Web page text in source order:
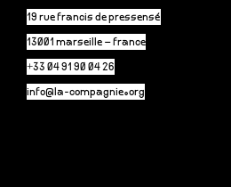
19 rue francis de pressensé
13001 marseille – france
+33 04 91 90 04 26
info@la-compagnie.org